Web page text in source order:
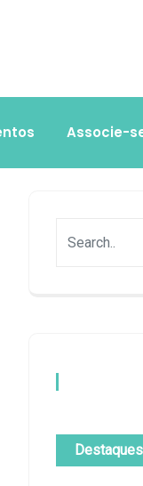
Associe-
Destaques